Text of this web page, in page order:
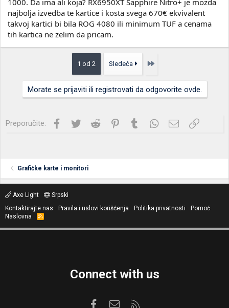
najbolja izvedba te kartice i kosta svega 670€ ekvivalent
takvoj kartici bi bila ROG 4080 ili minimum TUF a cenama
tih kartica ne zelim da pricam.
1 od 2 Sledeća Poslednja
Morate se prijaviti ili registrovati da odgovorite ovde.
Preporučite: Facebook
Twitter Reddit PinterestTumblrWhatsApp
Imejl Link
Grafičke karte i monitori
Axe Light
Srpski
Kontaktirajte nas
Pravila i uslovi korišćenja Politika privatnosti
Pomoć
Naslovna
R
S
Connect with us
FacebookKontaktirajte nas